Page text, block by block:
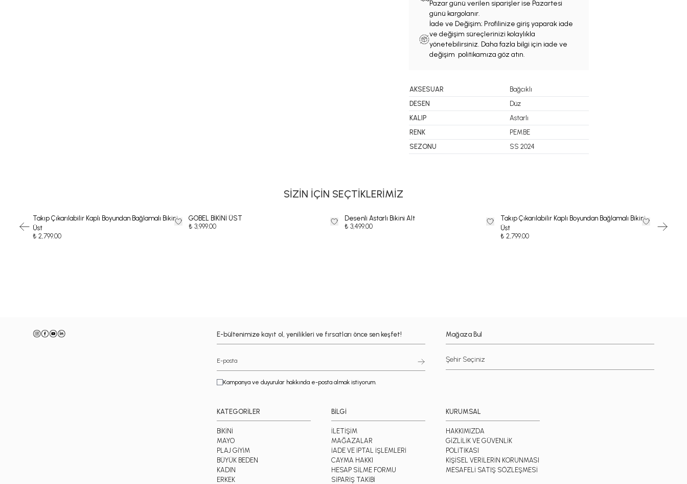
Pazar günü verilen siparişler ise Pazartesi
günü kargolanır.
İade ve Değişim; Profilinize giriş yaparak iade
ve değişim süreçlerinizi kolaylıkla
yönetebilirsiniz. Daha fazla bilgi için iade ve
değişim politikamıza göz atın.
AKSESUAR
Bağcıklı
DESEN
Düz
KALIP
Astarlı
RENK
PEMBE
SEZONU
SS 2024
SİZİN İÇİN SEÇTİKLERİMİZ
Takıp Çıkarılabilir Kaplı Boyundan Bağlamalı Bikini
Üst
₺ 2,799.00
GOBEL BİKİNİ ÜST
₺ 3,999.00
Desenli Astarlı Bikini Alt
₺ 3,499.00
Takıp Çıkarılabilir Kaplı Boyundan Bağlamalı Bikini
Üst
₺ 2,799.00
₺ 3,699.00
E-bültenimize kayıt ol, yenilikleri ve fırsatları önce sen keşfet!
Kampanya ve duyurular hakkında e-posta almak istiyorum.
Mağaza Bul
KATEGORİLER
BİKİNİ
MAYO
PLAJ GİYİM
BÜYÜK BEDEN
KADIN
ERKEK
BİLGİ
İLETİŞİM
MAĞAZALAR
İADE VE İPTAL İŞLEMLERİ
CAYMA HAKKI
HESAP SİLME FORMU
SİPARİŞ TAKİBİ
KURUMSAL
HAKKIMIZDA
GİZLİLİK VE GÜVENLİK
POLİTİKASI
KİŞİSEL VERİLERİN KORUNMASI
MESAFELİ SATIŞ SÖZLEŞMESİ